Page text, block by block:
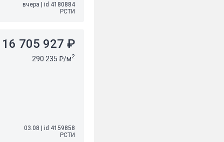
вчера | id 4180884
РСТИ
16 705 927 ₽
290 235 ₽/м2
03.08 | id 4159858
РСТИ